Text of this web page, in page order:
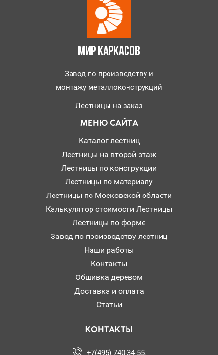
МИР КАРКАСОВ
Завод по производству и
монтажу металлоконструкций
Лестницы на заказ
МЕНЮ САЙТА
Каталог лестниц
Лестницы на второй этаж
Лестницы по конструкции
Лестницы по материалу
Лестницы по Московской области
Калькулятор стоимости Лестницы
Лестницы по форме
Завод по производству лестниц
Наши работы
Контакты
Обшивка деревом
Доставка и оплата
Статьи
КОНТАКТЫ
+7(495) 740-34-55,